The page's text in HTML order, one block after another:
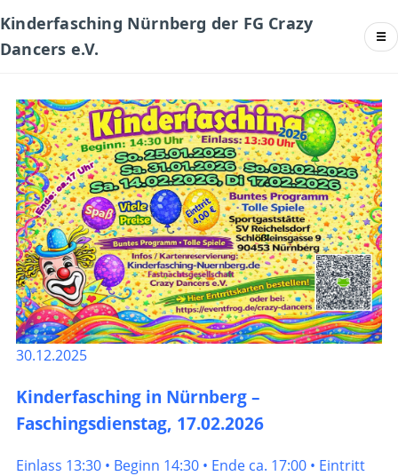
Kinderfasching Nürnberg der FG Crazy
Dancers e.V.
☰
30.12.2025
Kinderfasching in Nürnberg –
Faschingsdienstag, 17.02.2026
Einlass 13:30 • Beginn 14:30 • Ende ca. 17:00 • Eintritt